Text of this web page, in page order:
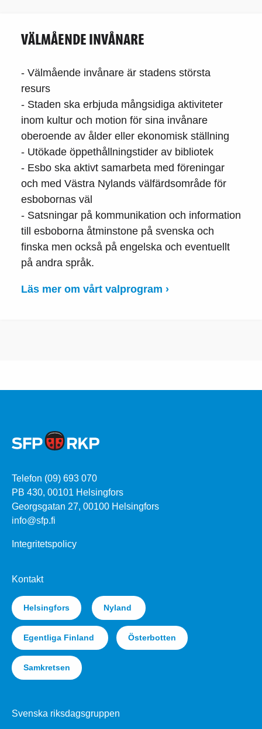
VÄLMÅENDE INVÅNARE
- Välmående invånare är stadens största
resurs
- Staden ska erbjuda mångsidiga aktiviteter
inom kultur och motion för sina invånare
oberoende av ålder eller ekonomisk ställning
- Utökade öppethållningstider av bibliotek
- Esbo ska aktivt samarbeta med föreningar
och med Västra Nylands välfärdsområde för
esbobornas väl
- Satsningar på kommunikation och information
till esboborna åtminstone på svenska och
finska men också på engelska och eventuellt
på andra språk.
Läs mer om vårt valprogram ›
Telefon (09) 693 070
PB 430, 00101 Helsingfors
Georgsgatan 27, 00100 Helsingfors
info@sfp.fi
Integritetspolicy
Kontakt
Helsingfors Nyland
Egentliga Finland Österbotten
Samkretsen
Svenska riksdagsgruppen